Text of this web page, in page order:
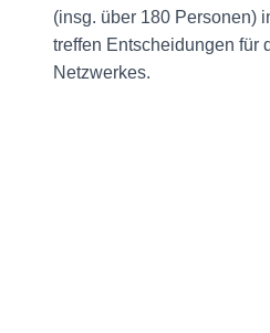
(insg. über 180 Personen)
treffen Entscheidungen für
Netzwerkes.